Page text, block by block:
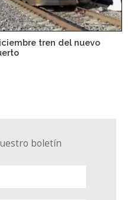
tren del nuevo
boletín